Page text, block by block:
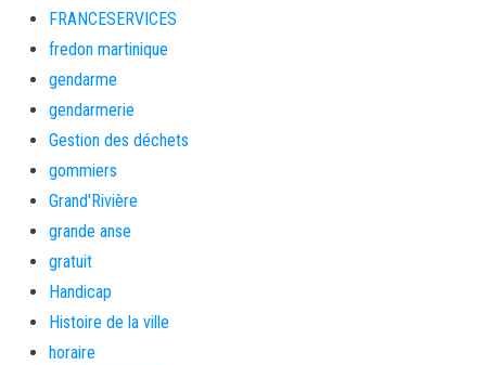
FRANCESERVICES
fredon martinique
gendarme
gendarmerie
Gestion des déchets
gommiers
Grand'Rivière
grande anse
gratuit
Handicap
Histoire de la ville
horaire